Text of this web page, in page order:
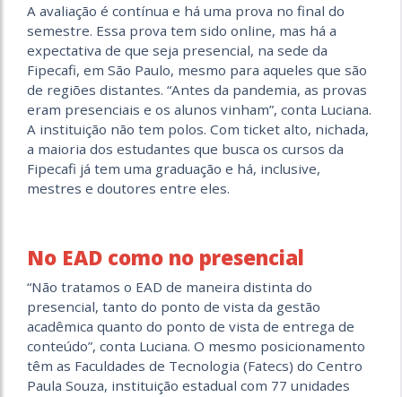
A avaliação é contínua e há uma prova no final do
semestre. Essa prova tem sido online, mas há a
expectativa de que seja presencial, na sede da
Fipecafi, em São Paulo, mesmo para aqueles que são
de regiões distantes. “Antes da pandemia, as provas
eram presenciais e os alunos vinham”, conta Luciana.
A instituição não tem polos. Com ticket alto, nichada,
a maioria dos estudantes que busca os cursos da
Fipecafi já tem uma graduação e há, inclusive,
mestres e doutores entre eles.
No EAD como no presencial
“Não tratamos o EAD de maneira distinta do
presencial, tanto do ponto de vista da gestão
acadêmica quanto do ponto de vista de entrega de
conteúdo”, conta Luciana. O mesmo posicionamento
têm as Faculdades de Tecnologia (Fatecs) do Centro
Paula Souza, instituição estadual com 77 unidades